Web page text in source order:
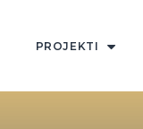
PROJEKTI